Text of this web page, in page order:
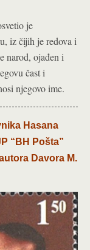
je
iz čijih je redova i
narod, ojađen i
čast i
njegovo ime.
Hasana
“BH Pošta”
Davora M.